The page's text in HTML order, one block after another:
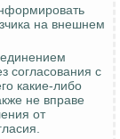
на внешнем
согласования с
какие-либо
не вправе
от